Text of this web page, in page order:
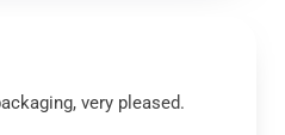
very pleased.